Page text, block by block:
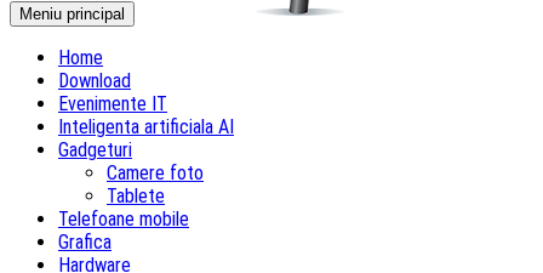
Meniu principal
Home
Download
Evenimente IT
Inteligenta artificiala AI
Gadgeturi
Camere foto
Tablete
Telefoane mobile
Grafica
Hardware